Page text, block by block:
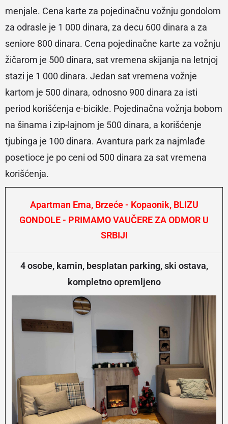
menjale. Cena karte za pojedinačnu vožnju gondolom
za odrasle je 1 000 dinara, za decu 600 dinara a za
seniore 800 dinara. Cena pojedinačne karte za vožnju
žičarom je 500 dinara, sat vremena skijanja na letnjoj
stazi je 1 000 dinara. Jedan sat vremena vožnje
kartom je 500 dinara, odnosno 900 dinara za isti
period korišćenja e-bicikle. Pojedinačna vožnja bobom
na šinama i zip-lajnom je 500 dinara, a korišćenje
tjubinga je 100 dinara. Avantura park za najmlađe
posetioce je po ceni od 500 dinara za sat vremena
korišćenja.
Apartman Ema, Brzeće - Kopaonik, BLIZU
GONDOLE - PRIMAMO VAUČERE ZA ODMOR U
SRBIJI
4 osobe, kamin, besplatan parking, ski ostava,
kompletno opremljeno